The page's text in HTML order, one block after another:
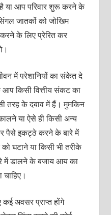
या आप परिवार शुरू करने के
जातकों को जोखिम
के लिए प्रेरित कर
में परेशानियों का संकेत दे
आप किसी वित्तीय संकट का
तरह के दबाव में हैं। मुमकिन
या ऐसे ही किसी अन्‍य
पैसे इकट्ठे करने के बारे में
घटाने या किसी भी तरीके
में डालने के बजाय आय का
अवसर प्राप्‍त होंगे